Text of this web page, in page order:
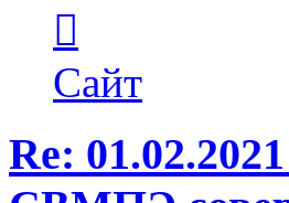
пользователя
Maks42
Сайт
Re: